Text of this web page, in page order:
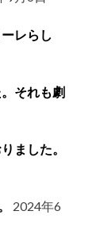
レらし
それも劇
ました。
2024年6